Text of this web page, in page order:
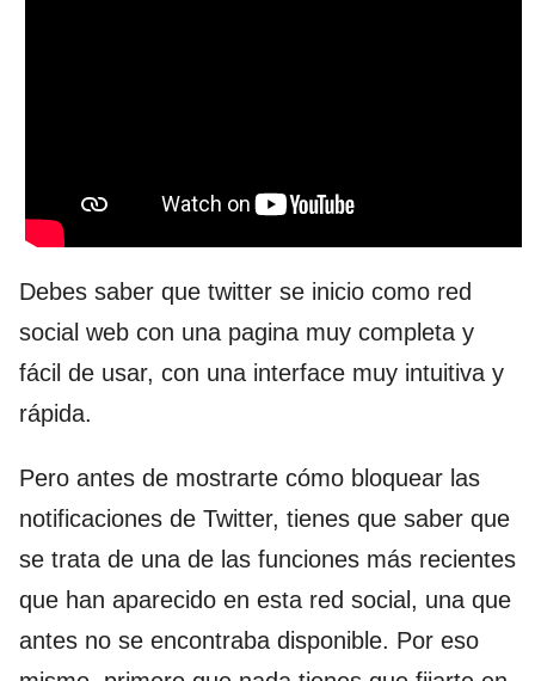
Debes saber que twitter se inicio como red
social web con una pagina muy completa y
fácil de usar, con una interface muy intuitiva y
rápida.
Pero antes de mostrarte cómo bloquear las
notificaciones de Twitter, tienes que saber que
se trata de una de las funciones más recientes
que han aparecido en esta red social, una que
antes no se encontraba disponible. Por eso